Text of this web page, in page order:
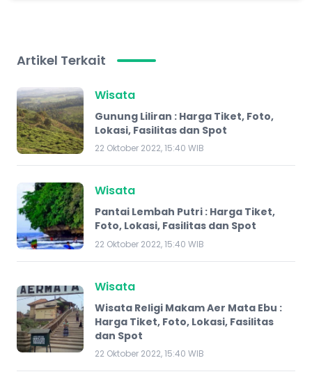
Artikel Terkait
Wisata
Gunung Liliran : Harga Tiket, Foto,
Lokasi, Fasilitas dan Spot
22 Oktober 2022, 15:40 WIB
Wisata
Pantai Lembah Putri : Harga Tiket,
Foto, Lokasi, Fasilitas dan Spot
22 Oktober 2022, 15:40 WIB
Wisata
Wisata Religi Makam Aer Mata Ebu :
Harga Tiket, Foto, Lokasi, Fasilitas
dan Spot
22 Oktober 2022, 15:40 WIB